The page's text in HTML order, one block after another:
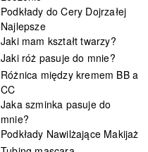
Podkłady do Cery Dojrzałej
Najlepsze
Jaki mam kształt twarzy?
Jaki róż pasuje do mnie?
Różnica między kremem BB a
CC
Jaka szminka pasuje do
mnie?
Podkłady Nawilżające Makijaż